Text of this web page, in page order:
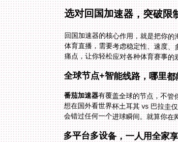
选对回国加速器，突破限
回国加速器的核心作用，就是把你
体育直播，需要考虑稳定性、速度
痛点，让你轻松应对各种体育赛事的
全球节点+智能线路，哪里
番茄加速器有覆盖全球的节点，不管
想在国外看世界杯土耳其 vs 巴拉圭
会错过任何一个进球瞬间。就算你
多平台多设备，一人用全家